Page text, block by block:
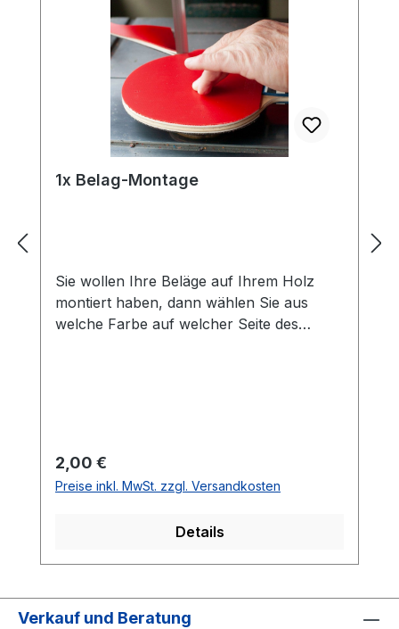
1x Belag-Montage
Sie wollen Ihre Beläge auf Ihrem Holz
montiert haben, dann wählen Sie aus
welche Farbe auf welcher Seite des
inklusive.Bei den Komplettschläger
müssen Sie KEINE Belag-Montage mit in
Regulärer Preis:
2,00 €
Preise inkl. MwSt. zzgl. Versandkosten
Details
Verkauf und Beratung